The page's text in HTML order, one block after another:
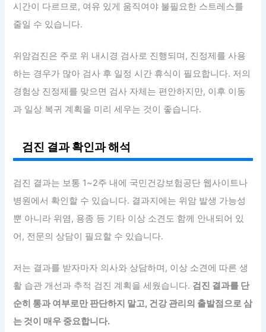
시간이 다르므로, 여유 있게 움직여야 불필요한 스트레스를
줄일 수 있습니다.
위암검진은 주로 위 내시경 검사로 진행되며, 진정제를 사용
하는 경우가 많아 검사 후 일정 시간 휴식이 필요합니다. 저의
경험상 진정제를 맞으면 검사 자체는 편안하지만, 이후 이동
과 일상 복귀 계획을 미리 세우는 것이 좋습니다.
검진 결과 확인과 해석
검진 결과는 보통 1~2주 내에 국민건강보험공단 웹사이트나
병원에서 확인할 수 있습니다. 결과지에는 위암 발생 가능성
뿐 아니라 위염, 용종 등 기타 이상 소견도 함께 안내되어 있
어, 전문의 상담이 필요할 수 있습니다.
저는 결과를 받자마자 의사와 상담하며, 이상 소견에 따른 생
활 습관 개선과 추적 검진 계획을 세웠습니다. 검진 결과를 단
순히 통과 여부로만 판단하지 말고, 건강 관리의 출발점으로 삼
는 것이 매우 중요합니다.